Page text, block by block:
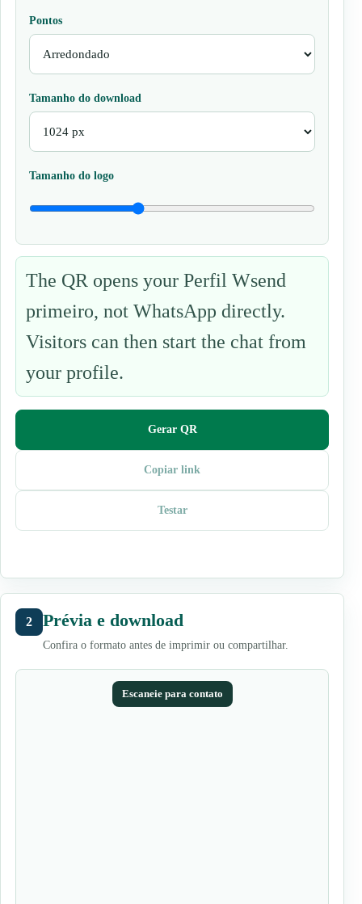
Pontos
Tamanho do download
Tamanho do logo
The QR opens your Perfil Wsend
primeiro, not WhatsApp directly.
Visitors can then start the chat from
your profile.
Gerar QR
Copiar link
Testar
2 Prévia e download
Confira o formato antes de imprimir ou compartilhar.
Escaneie para contato